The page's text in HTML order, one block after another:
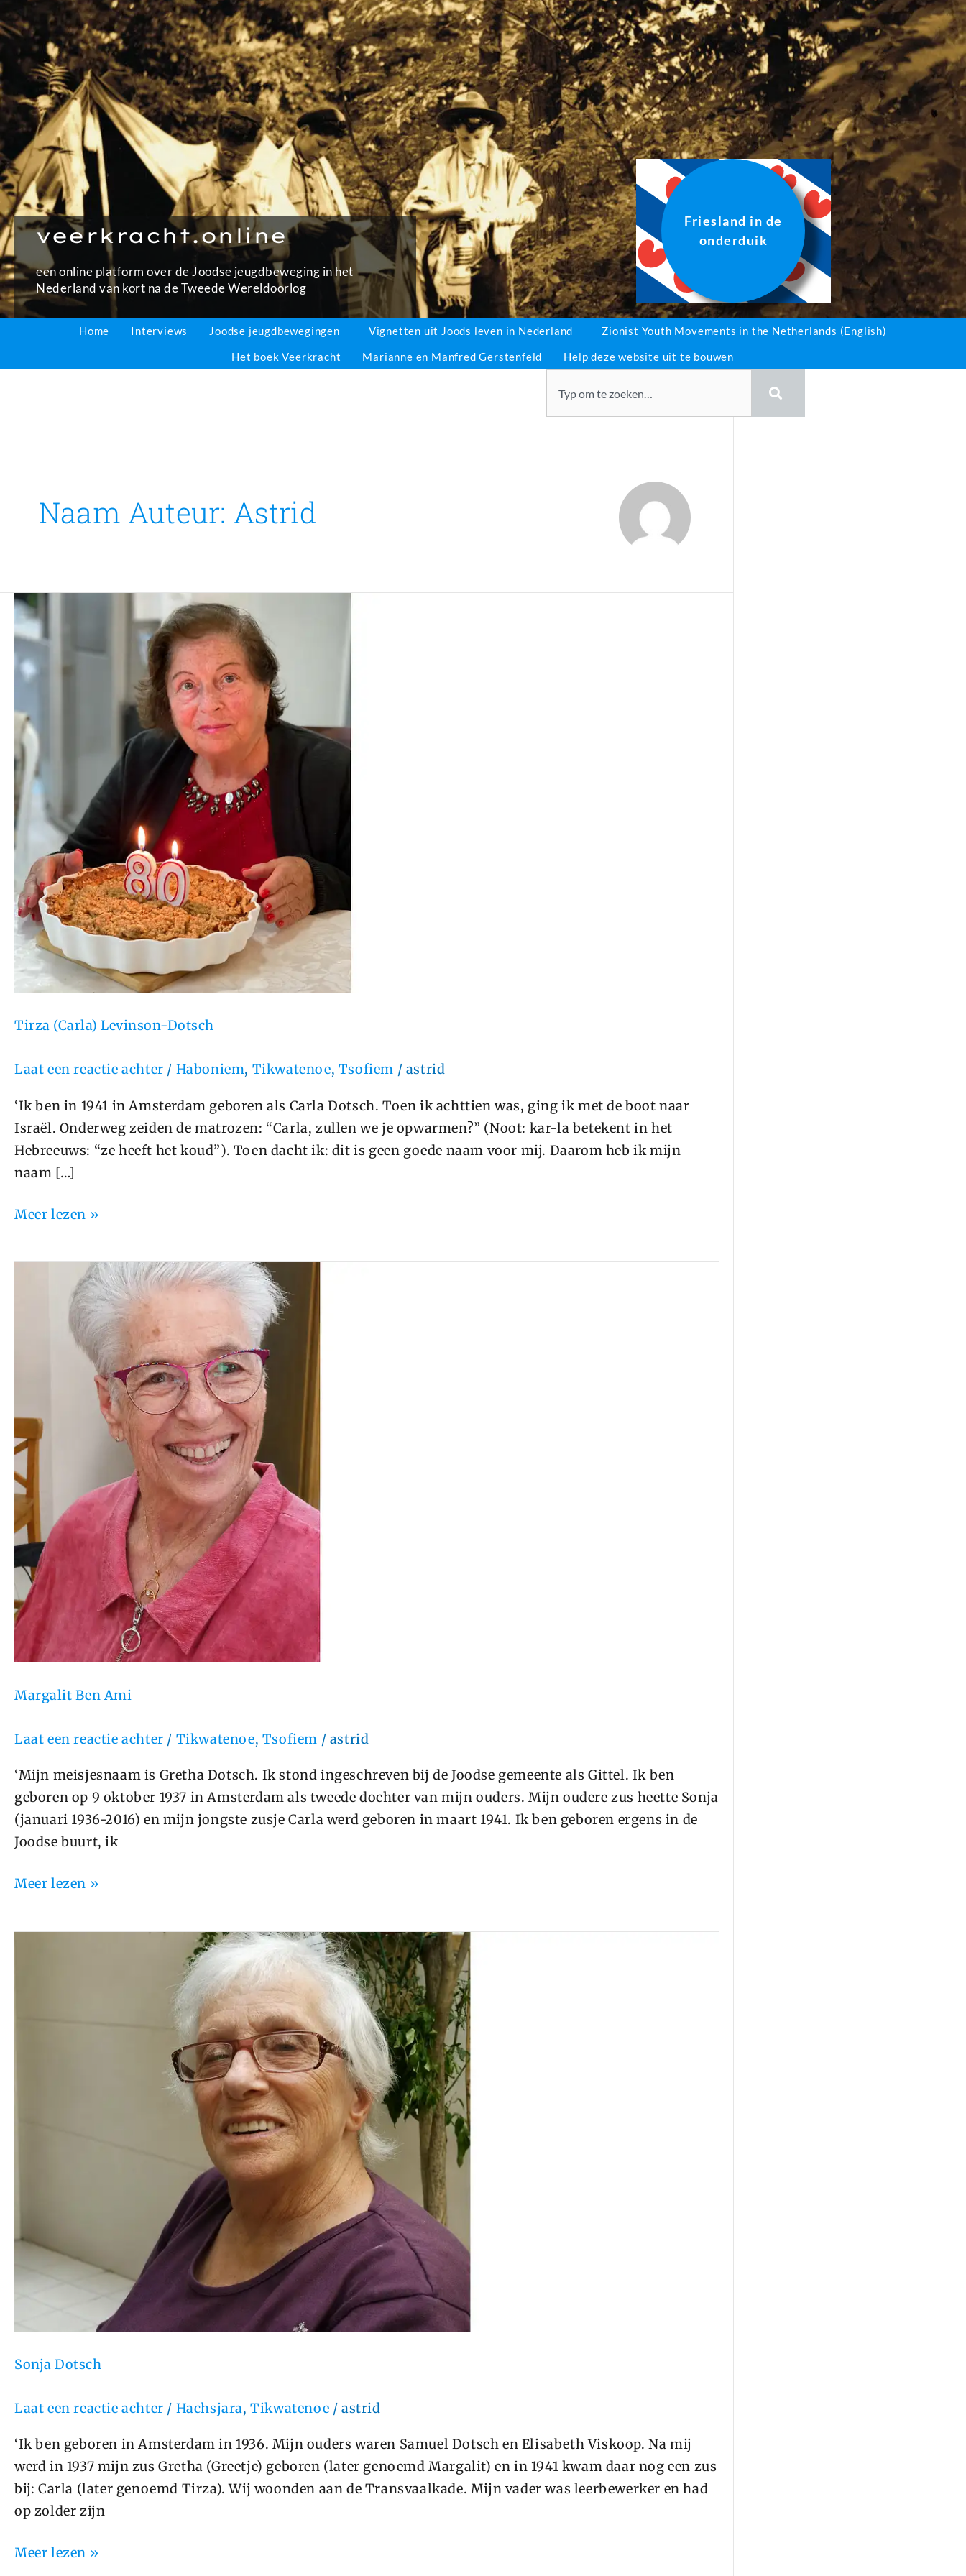
Ga
naar
de
inhoud
veerkracht.online
een online platform over de Joodse jeugdbeweging in het
Nederland van kort na de Tweede Wereldoorlog
Friesland in de
onderduik
Home Interviews Joodse jeugdbewegingen Vignetten uit Joods leven in Nederland
Zionist Youth Movements in the Netherlands (English)
Het boek Veerkracht
Marianne en Manfred Gerstenfeld Help deze website uit te bouwen
Naam Auteur: Astrid
Tirza (Carla) Levinson-Dotsch
Laat een reactie achter / Haboniem, Tikwatenoe, Tsofiem / astrid
‘Ik ben in 1941 in Amsterdam geboren als Carla Dotsch. Toen ik achttien was, ging ik met de boot naar
Israël. Onderweg zeiden de matrozen: “Carla, zullen we je opwarmen?” (Noot: kar-la betekent in het
Hebreeuws: “ze heeft het koud”). Toen dacht ik: dit is geen goede naam voor mij. Daarom heb ik mijn
naam […]
Tirza
(Carla)
Levinson-
Dotsch
Meer lezen »
Margalit Ben Ami
Laat een reactie achter / Tikwatenoe, Tsofiem / astrid
‘Mijn meisjesnaam is Gretha Dotsch. Ik stond ingeschreven bij de Joodse gemeente als Gittel. Ik ben
geboren op 9 oktober 1937 in Amsterdam als tweede dochter van mijn ouders. Mijn oudere zus heette Sonja
(januari 1936-2016) en mijn jongste zusje Carla werd geboren in maart 1941. Ik ben geboren ergens in de
Joodse buurt, ik
Meer lezen »
Sonja Dotsch
Laat een reactie achter / Hachsjara,Tikwatenoe /astrid
‘Ik ben geboren in Amsterdam in 1936. Mijn ouders waren Samuel Dotsch en Elisabeth Viskoop. Na mij
werd in 1937 mijn zus Gretha (Greetje) geboren (later genoemd Margalit) en in 1941 kwam daar nog een zus
bij: Carla (later genoemd Tirza). Wij woonden aan de Transvaalkade. Mijn vader was leerbewerker en had
op zolder zijn
Meer lezen »